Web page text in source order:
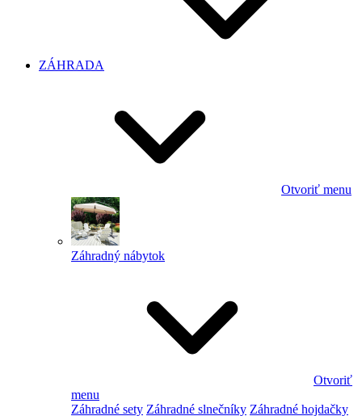
ZÁHRADA
Otvoriť menu
Záhradný nábytok
Otvoriť
menu
Záhradné sety Záhradné slnečníky Záhradné hojdačky